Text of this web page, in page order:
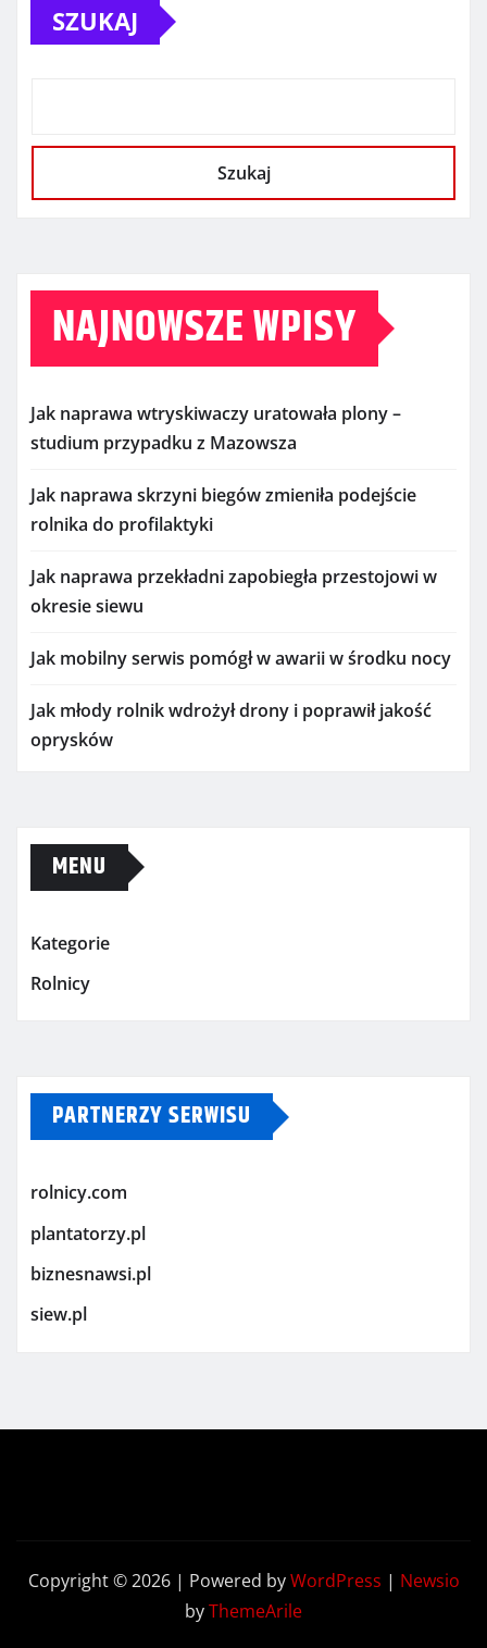
SZUKAJ
Szukaj
NAJNOWSZE WPISY
Jak naprawa wtryskiwaczy uratowała plony –
studium przypadku z Mazowsza
Jak naprawa skrzyni biegów zmieniła podejście
rolnika do profilaktyki
Jak naprawa przekładni zapobiegła przestojowi w
okresie siewu
Jak mobilny serwis pomógł w awarii w środku nocy
Jak młody rolnik wdrożył drony i poprawił jakość
oprysków
MENU
Kategorie
Rolnicy
PARTNERZY SERWISU
rolnicy.com
plantatorzy.pl
biznesnawsi.pl
siew.pl
Copyright © 2026 | Powered byWordPress | Newsio
byThemeArile